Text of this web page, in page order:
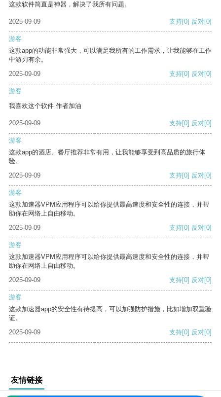
这款软件简直是神器，解决了我所有问题。
2025-09-09 支持[0] 反对[0]
游客
这款app的功能非常强大，可以满足我所有的工作需求，让我能够在工作
中游刃有余。
2025-09-09
支持[0] 反对[0]
游客
我喜欢这个软件 作者加油
2025-09-09 支持[0] 反对[0]
游客
这款app的酒店、餐厅推荐非常有用，让我能够享受到高品质的旅行体
验。
2025-09-09
支持[0] 反对[0]
游客
这款加速器VPM应用程序可以给你提供最高速度和安全性的连接，并帮
助你在网络上自由移动。
2025-09-09
支持[0] 反对[0]
游客
这款加速器VPM应用程序可以给你提供最高速度和安全性的连接，并帮
助你在网络上自由移动。
2025-09-09
支持[0] 反对[0]
游客
这款加速器app的安全性有待提高，可以加强防护措施，比如增加双重验
证。
2025-09-09
支持[0] 反对[0]
友情链接